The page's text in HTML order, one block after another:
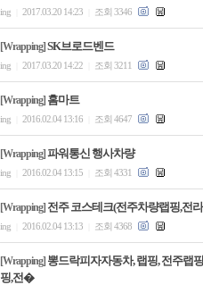
ing 2017.03.20 14:23 조회 3346
[Wrapping] SK브로드벤드
ing 2017.03.20 14:22 조회 3211
[Wrapping] 홈마트
ing 2016.02.04 13:16 조회 4647
[Wrapping] 파워통신 행사차량
ing 2016.02.04 13:15 조회 4331
[Wrapping] 전주 코스테크(전주차량랩핑,전
ing 2016.02.04 13:13 조회 4368
[Wrapping] 뽕드락피자자동차, 랩핑, 전주랩
핑,전�